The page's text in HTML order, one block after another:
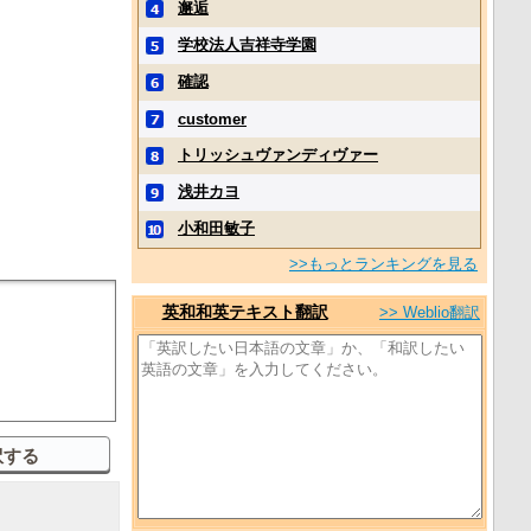
邂逅
学校法人吉祥寺学園
確認
customer
トリッシュヴァンディヴァー
浅井カヨ
小和田敏子
>>もっとランキングを見る
英和和英テキスト翻訳 >> Weblio翻訳